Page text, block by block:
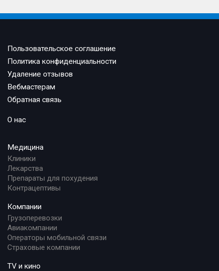
Пользовательское соглашение
Политика конфиденциальности
Удаление отзывов
Вебмастерам
Обратная связь
О нас
Медицина
Клиники
Лекарства
Препараты для похудения
Контрацептивы
Компании
Грузоперевозки
Авиакомпании
Операторы мобильной связи
Страховые компании
TV и кино